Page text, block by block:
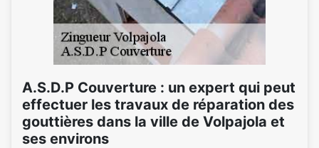
A.S.D.P Couverture : un expert qui peut
effectuer les travaux de réparation des
gouttières dans la ville de Volpajola et
ses environs